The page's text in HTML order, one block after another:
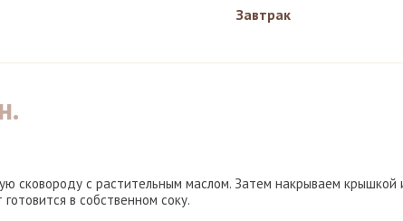
Завтрак
сковороду с растительным маслом. Затем накрываем крышкой
в собственном соку.